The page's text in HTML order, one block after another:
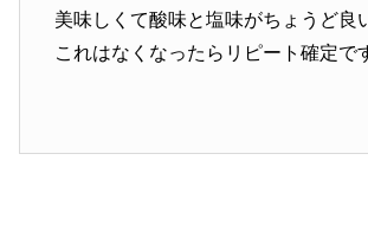
美味しくて酸味と塩味がちょうど良
これはなくなったらリピート確定で